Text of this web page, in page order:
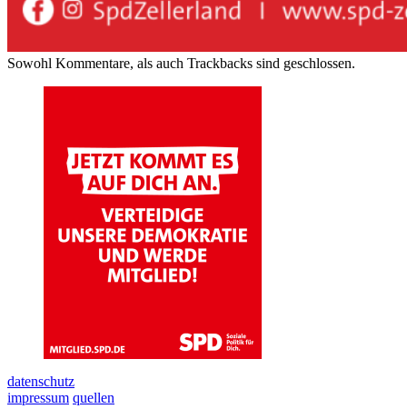
Sowohl Kommentare, als auch Trackbacks sind geschlossen.
datenschutz
impressum quellen